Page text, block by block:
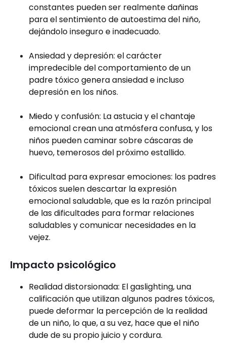
constantes pueden ser realmente dañinas
para el sentimiento de autoestima del niño,
dejándolo inseguro e inadecuado.
Ansiedad y depresión: el carácter
impredecible del comportamiento de un
padre tóxico genera ansiedad e incluso
depresión en los niños.
Miedo y confusión: La astucia y el chantaje
emocional crean una atmósfera confusa, y los
niños pueden caminar sobre cáscaras de
huevo, temerosos del próximo estallido.
Dificultad para expresar emociones: los padres
tóxicos suelen descartar la expresión
emocional saludable, que es la razón principal
de las dificultades para formar relaciones
saludables y comunicar necesidades en la
vejez.
Impacto psicológico
Realidad distorsionada: El gaslighting, una
calificación que utilizan algunos padres tóxicos,
puede deformar la percepción de la realidad
de un niño, lo que, a su vez, hace que el niño
dude de su propio juicio y cordura.